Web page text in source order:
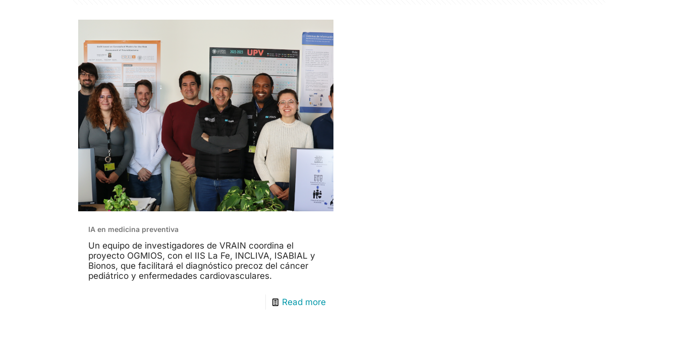
IA en medicina preventiva
Un equipo de investigadores de VRAIN coordina el
proyecto OGMIOS, con el IIS La Fe, INCLIVA, ISABIAL y
Bionos, que facilitará el diagnóstico precoz del cáncer
pediátrico y enfermedades cardiovasculares.
Read more